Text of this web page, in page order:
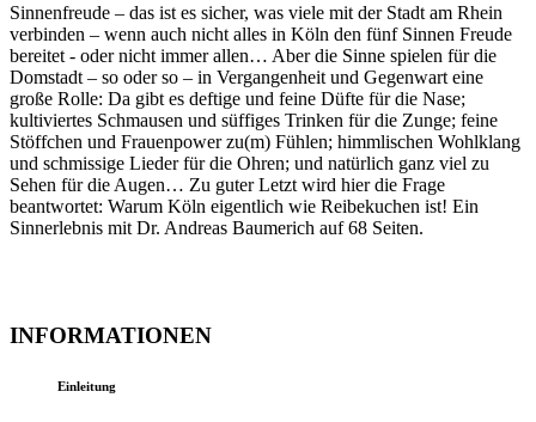
Sinnenfreude – das ist es sicher, was viele mit der Stadt am Rhein
verbinden – wenn auch nicht alles in Köln den fünf Sinnen Freude
bereitet - oder nicht immer allen… Aber die Sinne spielen für die
Domstadt – so oder so – in Vergangenheit und Gegenwart eine
große Rolle: Da gibt es deftige und feine Düfte für die Nase;
kultiviertes Schmausen und süffiges Trinken für die Zunge; feine
Stöffchen und Frauenpower zu(m) Fühlen; himmlischen Wohlklang
und schmissige Lieder für die Ohren; und natürlich ganz viel zu
Sehen für die Augen… Zu guter Letzt wird hier die Frage
beantwortet: Warum Köln eigentlich wie Reibekuchen ist! Ein
Sinnerlebnis mit Dr. Andreas Baumerich auf 68 Seiten.
INFORMATIONEN
Einleitung